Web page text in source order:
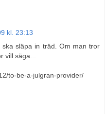
kl. 23:13
släpa in träd. Om man tror
vill säga...
to-be-a-julgran-provider/